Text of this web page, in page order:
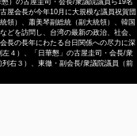
）の古屋圭司・会長/衆議院議員ら19名
屋会長が今年10月に大規模な議員祝賀団
領）、蕭美琴副総統（副大統領）、韓国
どを訪問し、台湾の最新の政治、社会、
長の長年にわたる台日関係への尽力に深
４）、「日華懇」の古屋圭司・会長/衆
右３）、東徹・副会長/衆議院議員（前